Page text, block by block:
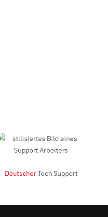
DeutscherTech Support